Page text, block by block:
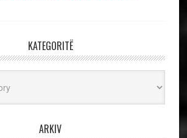
KATEGORITË
ARKIV